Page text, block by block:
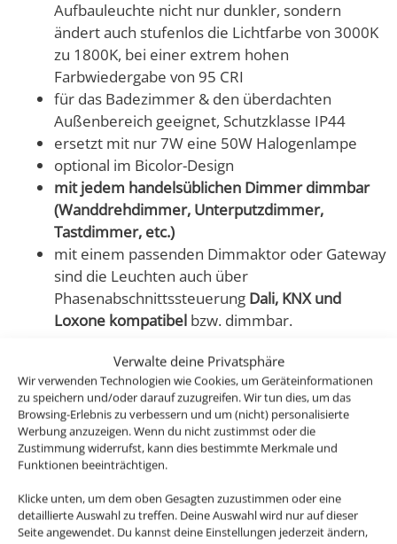
Verwalte deine Privatsphäre
Wir verwenden Technologien wie Cookies, um Geräteinformationen
zu speichern und/oder darauf zuzugreifen. Wir tun dies, um das
Browsing-Erlebnis zu verbessern und um (nicht) personalisierte
Werbung anzuzeigen. Wenn du nicht zustimmst oder die
Zustimmung widerrufst, kann dies bestimmte Merkmale und
Funktionen beeinträchtigen.
Klicke unten, um dem oben Gesagten zuzustimmen oder eine
detaillierte Auswahl zu treffen. Deine Auswahl wird nur auf dieser
Seite angewendet. Du kannst deine Einstellungen jederzeit ändern,
Aufbauleuchte nicht nur dunkler, sondern
ändert auch stufenlos die Lichtfarbe von 3000K
zu 1800K, bei einer extrem hohen
Farbwiedergabe von 95 CRI
für das Badezimmer & den überdachten
Außenbereich geeignet, Schutzklasse IP44
ersetzt mit nur 7W eine 50W Halogenlampe
optional im Bicolor-Design
mit jedem handelsüblichen Dimmer dimmbar
(Wanddrehdimmer, Unterputzdimmer,
Tastdimmer, etc.)
mit einem passenden Dimmaktor oder Gateway
sind die Leuchten auch über
Phasenabschnittssteuerung Dali, KNX und
Loxone kompatibel bzw. dimmbar.
Unsere Aufbauleuchten unterscheiden sich nicht nur
im Design, sondern heben sich auch erheblich von der
Verarbeitungsqualität anderer Anbieter ab. Wir
verarbeiten auch hier nur reinstes CNC-gefrästes Voll-
Aluminium, die Strahler werden zudem nicht mit einer
unschönen Verschraubung an der Decke befestigt. Bei
uns wird ein ebenfalls CNC-gefrästes Feingewinde an
der Decke befestigt, so das der Aufbaustrahler dann